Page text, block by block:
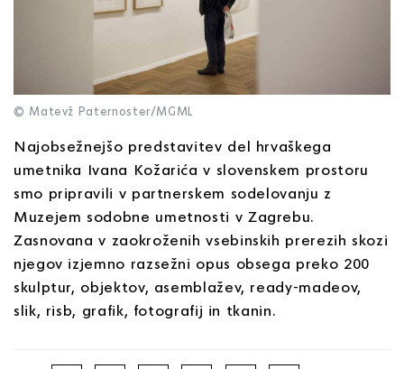
© Matevž Paternoster/MGML
Najobsežnejšo predstavitev del hrvaškega
umetnika Ivana Kožarića v slovenskem prostoru
smo pripravili v partnerskem sodelovanju z
Muzejem sodobne umetnosti v Zagrebu.
Zasnovana v zaokroženih vsebinskih prerezih skozi
njegov izjemno razsežni opus obsega preko 200
skulptur, objektov, asemblažev, ready-madeov,
slik, risb, grafik, fotografij in tkanin.